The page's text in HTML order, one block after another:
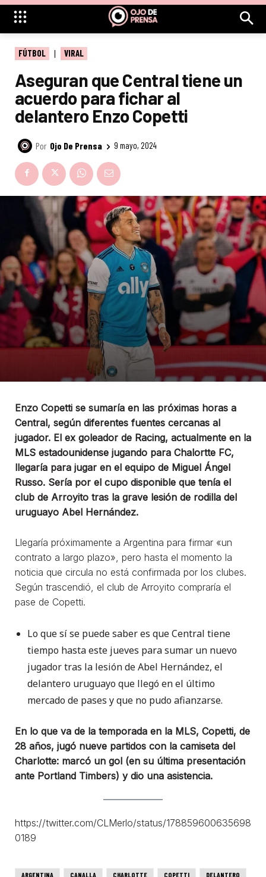
FÚTBOL VIRAL
Aseguran que Central tiene un
acuerdo para fichar al
delantero Enzo Copetti
Por Ojo De Prensa 9 mayo, 2024
Enzo Copetti se sumaría en las próximas horas a
Central, según diferentes fuentes cercanas al
jugador. El ex goleador de Racing, actualmente en la
MLS estadounidense jugando para Chalortte FC,
llegaría para jugar en el equipo de Miguel Ángel
Russo. Sería por el cupo disponible que tenía el
club de Arroyito tras la grave lesión de rodilla del
uruguayo Abel Hernández.
Llegaría próximamente a Argentina para firmar «un
contrato a largo plazo», pero hasta el momento la
noticia que circula no está confirmada por los clubes.
Según trascendió, el club de Arroyito compraría el
pase de Copetti.
Lo que sí se puede saber es que Central tiene
tiempo hasta este jueves para sumar un nuevo
jugador tras la lesión de Abel Hernández, el
delantero uruguayo que llegó en el último
mercado de pases y que no pudo afianzarse.
En lo que va de la temporada en la MLS, Copetti, de
28 años, jugó nueve partidos con la camiseta del
Charlotte: marcó un gol (en su última presentación
ante Portland Timbers) y dio una asistencia.
https://twitter.com/CLMerlo/status/178859600635698
0189
ARGENTINA CANALLA CHARLOTTE COPETTI
DELANTERO